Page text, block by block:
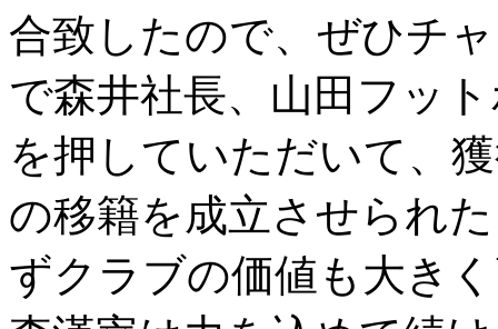
合致したので、ぜひチ
で森井社長、山田フッ
を押していただいて
の移籍を成立させられ
ずクラブの価値も大き